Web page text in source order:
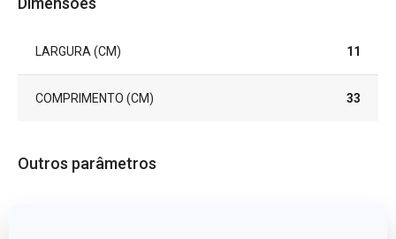
LARGURA (CM) 11
COMPRIMENTO (CM) 33
Outros parâmetros